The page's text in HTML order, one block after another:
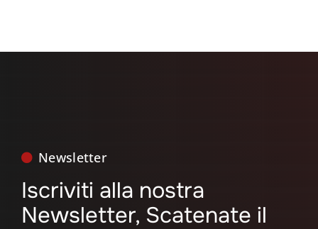
Newsletter
Iscriviti alla nostra
Newsletter, Scatenate il